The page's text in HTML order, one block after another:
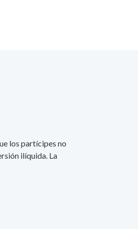
los partícipes no
ilíquida. La